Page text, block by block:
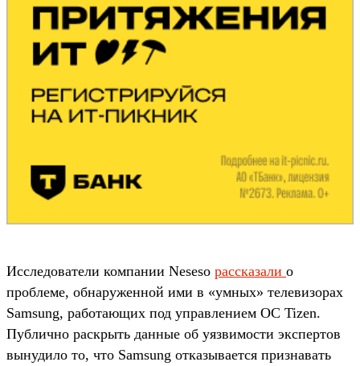
Исследователи компании Neseso рассказали о
проблеме, обнаруженной ими в «умных» телевизорах
Samsung, работающих под управлением ОС Tizen.
Публично раскрыть данные об уязвимости экспертов
вынудило то, что Samsung отказывается признавать